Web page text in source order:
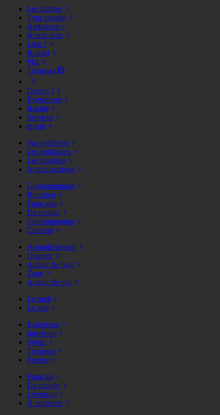
Les ultimes
Type cuisine
Ambiance >
Je suis avec
Lieu ?
Budget
Plat
Terrasses
Ouvert ?
Evènement
Rapide
Services
le soir
Vos préférées
Les tendances
Les insolites
Je suis touristes
Gastronomique
Bouchon
Française
Du monde
Contemporaine
Concept
Arrondissement
Quartier
Autour de lyon
Zone
Autour de moi
Le midi
Le soir
Extérieure
Intérieure
Stylée
Terrasses
Festive
Français
Du monde
Livraison
À emporter